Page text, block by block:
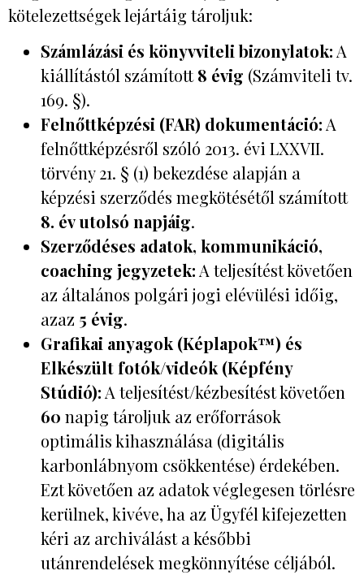
kötelezettségek lejártáig tároljuk:
Számlázási és könyvviteli bizonylatok:A
kiállítástól számított8 évig (Számviteli tv.
169. §).
Felnőttképzési (FAR) dokumentáció:A
felnőttképzésről szóló 2013. évi LXXVII.
törvény 21. § (1) bekezdése alapján a
képzési szerződés megkötésétől számított
8. év utolsó napjáig.
Szerződéses adatok, kommunikáció,
coaching jegyzetek:A teljesítést követően
az általános polgári jogi elévülési időig,
azaz 5 évig.
Grafikai anyagok (Képlapok™) és
Elkészült fotók/videók (Képfény
Stúdió):A teljesítést/kézbesítést követően
60 napig tároljuk az erőforrások
optimális kihasználása (digitális
karbonlábnyom csökkentése) érdekében.
Ezt követően az adatok véglegesen törlésre
kerülnek, kivéve, ha az Ügyfél kifejezetten
kéri az archiválást a későbbi
utánrendelések megkönnyítése céljából.